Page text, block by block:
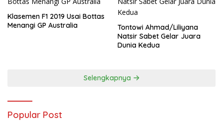
Klasemen F1 2019 Usai Bottas
Menangi GP Australia
Tontowi Ahmad/Liliyana
Natsir Sabet Gelar Juara
Dunia Kedua
Selengkapnya
Popular Post